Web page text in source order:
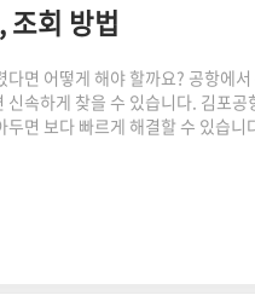
조회 방법
면 어떻게 해야 할까요? 공항에
신속하게 찾을 수 있습니다. 김포
두면 보다 빠르게 해결할 수 있습
갑 등을 분실했다면 끝까지 읽어보
의하는 것이 중요합니다. 김포공항
물을 관리합니다. 2. 김포공항 분실